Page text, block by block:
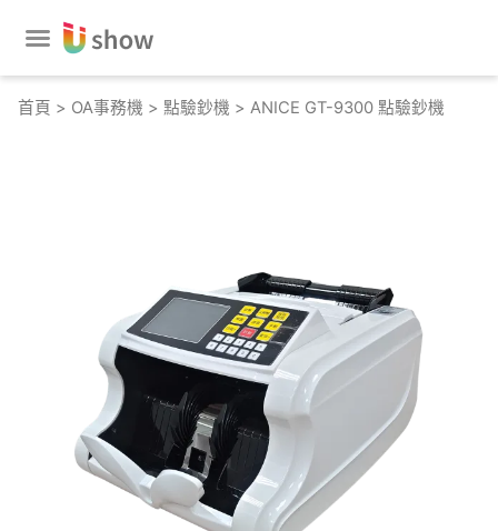
主
首頁 > OA事務機 > 點驗鈔機 > ANICE GT-9300 點驗鈔機